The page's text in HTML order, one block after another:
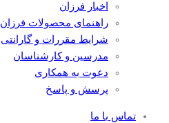
اخبار فرزان
راهنمای محصولات فرزان
شرایط مقررات و گارانتی
مدرسین و کارشناسان
دعوت به همکاری
پرسش و پاسخ
تماس با ما